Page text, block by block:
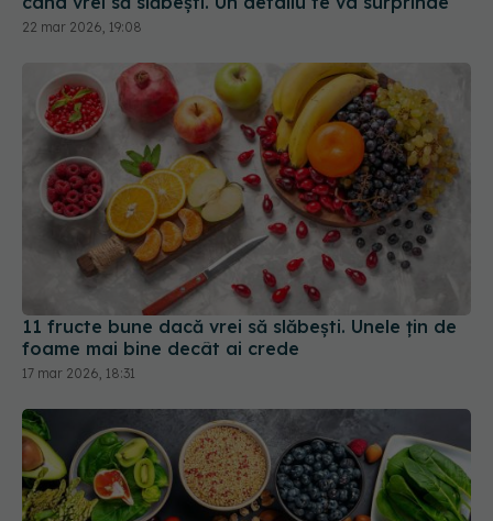
11 fructe bune dacă vrei să slăbești. Unele țin de
foame mai bine decât ai crede
17 mar 2026, 18:31